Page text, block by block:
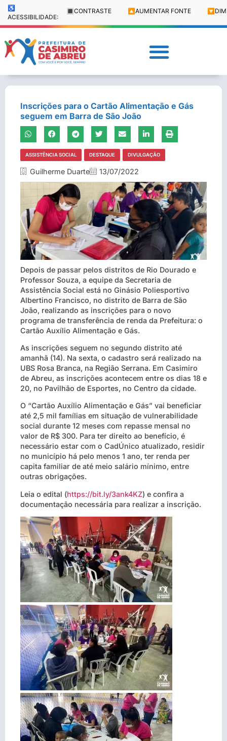
♿
ACESSIBILIDADE:
🔳 CONTRASTE 🔼 AUMENTAR FONTE 🔽
Inscrições para o Cartão Alimentação e Gás
seguem em Barra de São João
ASSISTÊNCIA SOCIAL DESTAQUE DIVULGAÇÃO
Guilherme Duarte 13/07/2022
Depois de passar pelos distritos de Rio Dourado e
Professor Souza, a equipe da Secretaria de
Assistência Social está no Ginásio Poliesportivo
Albertino Francisco, no distrito de Barra de São
João, realizando as inscrições para o novo
programa de transferência de renda da Prefeitura: o
Cartão Auxílio Alimentação e Gás.
As inscrições seguem no segundo distrito até
amanhã (14). Na sexta, o cadastro será realizado na
UBS Rosa Branca, na Região Serrana. Em Casimiro
de Abreu, as inscrições acontecem entre os dias 18 e
20, no Pavilhão de Esportes, no Centro da cidade.
O “Cartão Auxílio Alimentação e Gás” vai beneficiar
até 2,5 mil famílias em situação de vulnerabilidade
social durante 12 meses com repasse mensal no
valor de R$ 300. Para ter direito ao benefício, é
necessário estar com o CadÚnico atualizado, residir
no município há pelo menos 1 ano, ter renda per
capita familiar de até meio salário mínimo, entre
outras obrigações.
Leia o edital (https://bit.ly/3ank4KZ) e confira a
documentação necessária para realizar a inscrição.